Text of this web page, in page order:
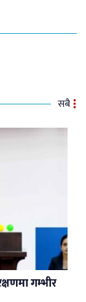
सबै
गम्भीर